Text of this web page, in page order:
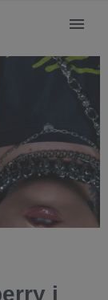
i